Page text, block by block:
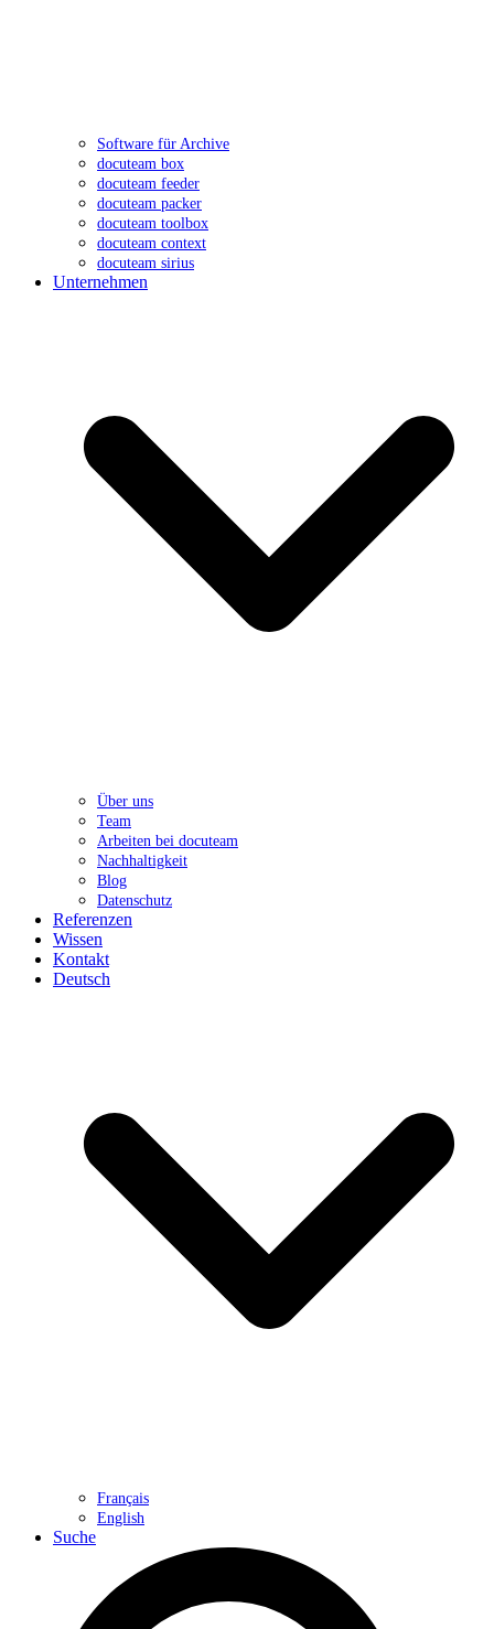
Software für Archive
docuteam box
docuteam feeder
docuteam packer
docuteam toolbox
docuteam context
docuteam sirius
Unternehmen
Über uns
Team
Arbeiten bei docuteam
Nachhaltigkeit
Blog
Datenschutz
Referenzen
Wissen
Kontakt
Deutsch
Français
English
Suche